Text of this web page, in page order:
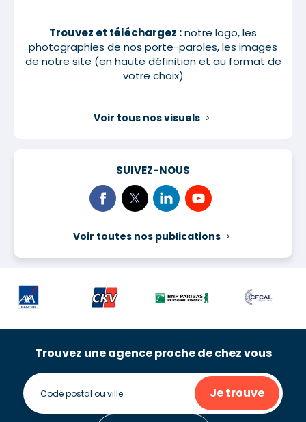
Trouvez et téléchargez :notre logo, les
photographies de nos porte-paroles, les images
de notre site (en haute définition et au format de
votre choix)
Voir tous nos visuels
SUIVEZ-NOUS
Voir toutes nos publications
Trouvez une agence proche de chez vous
Je trouve